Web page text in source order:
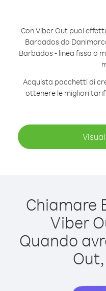
Con Viber Out puoi
Barbados da
Barbados - linea fissa o
Acquista pacchetti di
ottenere le migliori
Chiamare
Viber
Quando